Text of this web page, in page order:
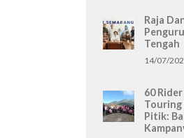
Raja
Tengah
14/07/
60
Touring
Pitik: